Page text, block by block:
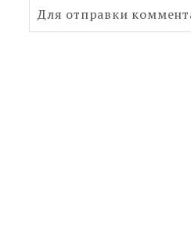
Для отправки